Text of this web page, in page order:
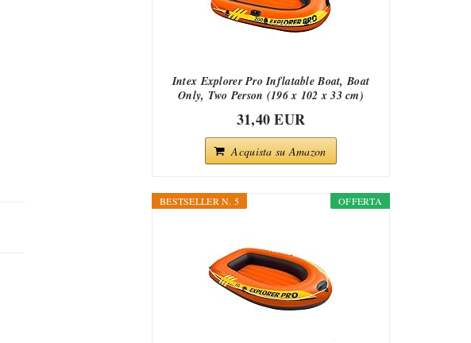
Intex Explorer Pro Inflatable Boat, Boat
Only, Two Person (196 x 102 x 33 cm)
31,40 EUR
Acquista su Amazon
OFFERTA
BESTSELLER N. 5